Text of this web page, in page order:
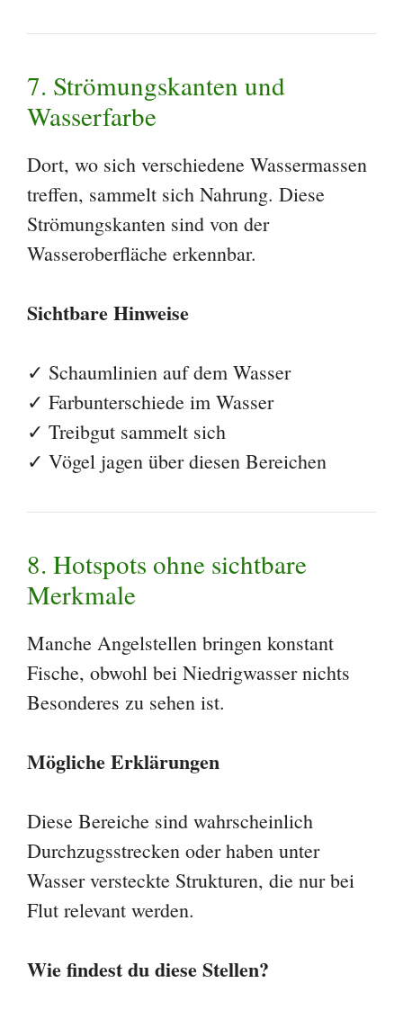
7. Strömungskanten und
Wasserfarbe
Dort, wo sich verschiedene Wassermassen
treffen, sammelt sich Nahrung. Diese
Strömungskanten sind von der
Wasseroberfläche erkennbar.
Sichtbare Hinweise
✓ Schaumlinien auf dem Wasser
✓ Farbunterschiede im Wasser
✓ Treibgut sammelt sich
✓ Vögel jagen über diesen Bereichen
8. Hotspots ohne sichtbare
Merkmale
Manche Angelstellen bringen konstant
Fische, obwohl bei Niedrigwasser nichts
Besonderes zu sehen ist.
Mögliche Erklärungen
Diese Bereiche sind wahrscheinlich
Durchzugsstrecken oder haben unter
Wasser versteckte Strukturen, die nur bei
Flut relevant werden.
Wie findest du diese Stellen?